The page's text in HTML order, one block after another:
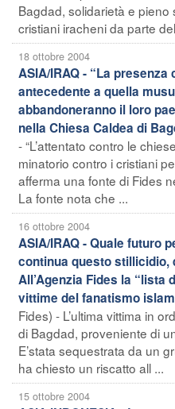
Bagdad, solidarietà e
cristiani iracheni da parte
18 ottobre 2004
ASIA/IRAQ - “La
antecedente a quella
abbandoneranno il loro
nella Chiesa Caldea di
- “L’attentato contro le
minatorio contro i cristiani
afferma una fonte di Fides
La fonte nota che ...
16 ottobre 2004
ASIA/IRAQ - Quale futuro
continua questo stillicidio,
All’Agenzia Fides la “lista
vittime del fanatismo
Fides) - L’ultima vittima in
di Bagdad, proveniente di
E’stata sequestrata da un
ha chiesto un riscatto all ...
15 ottobre 2004